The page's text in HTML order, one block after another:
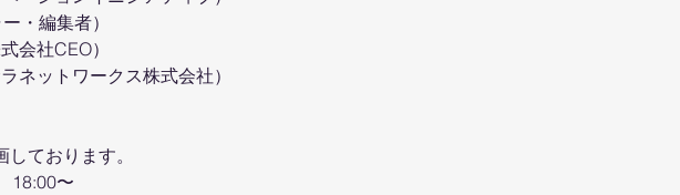
・編集者）
会社CEO）
ネットワークス株式会社）
ております。
18:00〜